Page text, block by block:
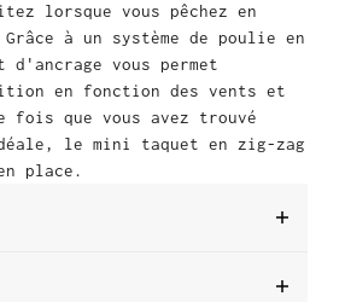
lorsque vous pêchez en
à un système de poulie en
vous permet
en fonction des vents et
fois que vous avez trouvé
le mini taquet en zig-zag
place.